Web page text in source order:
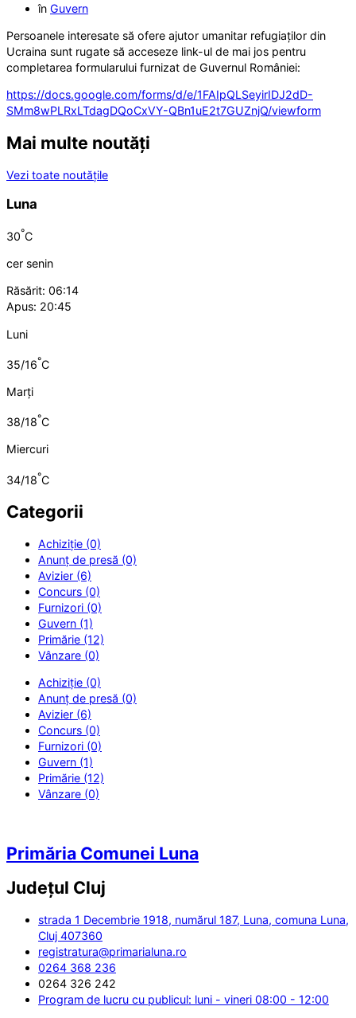
în Guvern
Persoanele interesate să ofere ajutor umanitar refugiaților din
Ucraina sunt rugate să acceseze link-ul de mai jos pentru
completarea formularului furnizat de Guvernul României:
https://docs.google.com/forms/d/e/1FAIpQLSeyirIDJ2dD-
SMm8wPLRxLTdagDQoCxVY-QBn1uE2t7GUZnjQ/viewform
Mai multe noutăți
Vezi toate noutățile
Luna
30°C
cer senin
Răsărit: 06:14
Apus: 20:45
Luni
35/16°C
Marți
38/18°C
Miercuri
34/18°C
Categorii
Achiziție (0)
Anunț de presă (0)
Avizier (6)
Concurs (0)
Furnizori (0)
Guvern (1)
Primărie (12)
Vânzare (0)
Achiziție (0)
Anunț de presă (0)
Avizier (6)
Concurs (0)
Furnizori (0)
Guvern (1)
Primărie (12)
Vânzare (0)
Primăria Comunei Luna
Județul Cluj
strada 1 Decembrie 1918, numărul 187, Luna, comuna Luna,
Cluj 407360
registratura@primarialuna.ro
0264 368 236
0264 326 242
Program de lucru cu publicul: luni - vineri 08:00 - 12:00